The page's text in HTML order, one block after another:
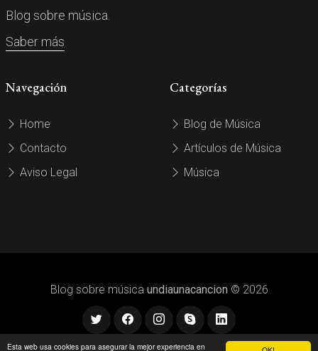
Esta web usa cookies para asegurar la mejor experiencia en
Blog sobre música.
Saber más
Navegación
Home
Contacto
Aviso Legal
Categorías
Blog de Música
Artículos de Música
Música
Blog sobre música undiaunacancion © 2026